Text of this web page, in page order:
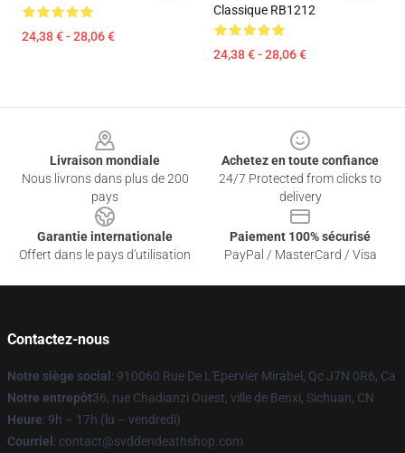
24,38 € - 28,06 €
Classique RB1212
24,38 € - 28,06 €
Livraison mondiale
Nous livrons dans plus de 200
pays
Achetez en toute confiance
24/7 Protected from clicks to
delivery
Garantie internationale
Offert dans le pays d'utilisation
Paiement 100% sécurisé
PayPal / MasterCard / Visa
Contactez-nous
Notre siège social : 910060 Rue De L'Epervier Mirabel, Qc J7N 0R6, Ca
Notre entrepôt36, rue Chadianzi Ouest, ville de Benxi, Sichuan, CN
Heure: 9h – 17h (lu – vendredi)
Courriel : contact@svddendeathshop.com